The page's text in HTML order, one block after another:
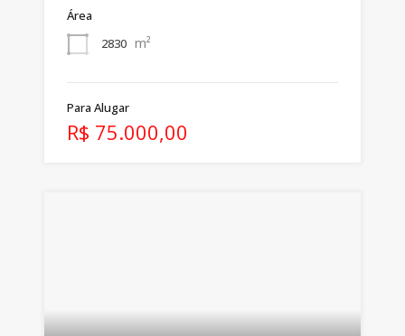
Área
2830 m²
Para Alugar
R$ 75.000,00